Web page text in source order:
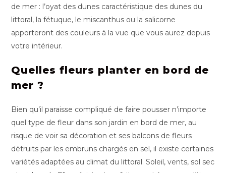
de mer : l’oyat des dunes caractéristique des dunes du
littoral, la fétuque, le miscanthus ou la salicorne
apporteront des couleurs à la vue que vous aurez depuis
votre intérieur.
Quelles fleurs planter en bord de
mer ?
Bien qu’il paraisse compliqué de faire pousser n’importe
quel type de fleur dans son jardin en bord de mer, au
risque de voir sa décoration et ses balcons de fleurs
détruits par les embruns chargés en sel, il existe certaines
variétés adaptées au climat du littoral. Soleil, vents, sol sec